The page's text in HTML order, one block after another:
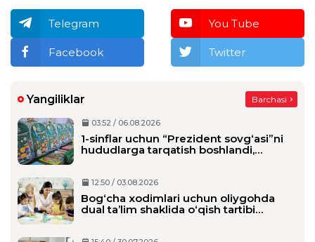
Telegram You Tube
Facebook Twitter
Yangiliklar Barchasi
03:52 / 06.08.2026
1-sinflar uchun “Prezident sovg‘asi”ni
hududlarga tarqatish boshlandi,
12:50 / 03.08.2026
Bog‘cha xodimlari uchun oliygohda
dual ta’lim shaklida o‘qish tartibi